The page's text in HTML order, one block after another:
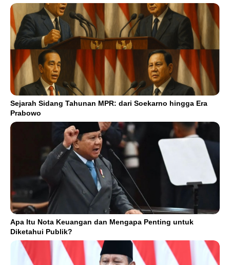
Sejarah Sidang Tahunan MPR: dari Soekarno hingga Era
Prabowo
Apa Itu Nota Keuangan dan Mengapa Penting untuk
Diketahui Publik?